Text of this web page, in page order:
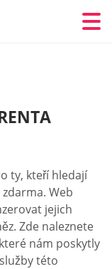
ty, kteří hledají
Web
jejich
Zde naleznete
nám poskytly
této